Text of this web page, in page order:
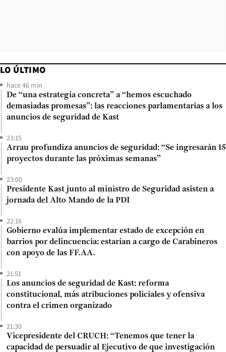
LO ÚLTIMO
hace 46 min
De “una estrategia concreta” a “hemos escuchado
demasiadas promesas”: las reacciones parlamentarias a los
anuncios de seguridad de Kast
23:15
Arrau profundiza anuncios de seguridad: “Se ingresarán 15
proyectos durante las próximas semanas”
23:00
Presidente Kast junto al ministro de Seguridad asisten a
jornada del Alto Mando de la PDI
22:16
Gobierno evalúa implementar estado de excepción en
barrios por delincuencia: estarían a cargo de Carabineros
con apoyo de las FF.AA.
21:51
Los anuncios de seguridad de Kast: reforma
constitucional, más atribuciones policiales y ofensiva
contra el crimen organizado
21:30
Vicepresidente del CRUCH: “Tenemos que tener la
capacidad de persuadir al Ejecutivo de que investigación